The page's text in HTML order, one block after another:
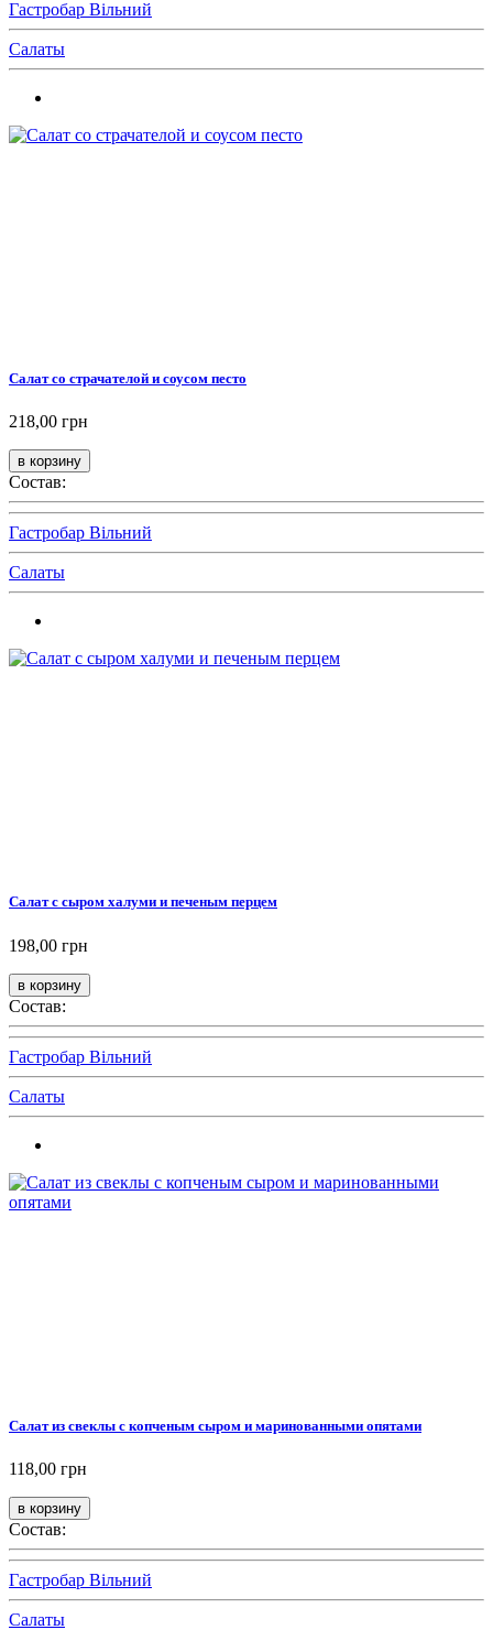
Гастробар Вільний
Салаты
Салат со страчателой и соусом песто
218,00 грн
Состав:
Гастробар Вільний
Салаты
Салат с сыром халуми и печеным перцем
198,00 грн
Состав:
Гастробар Вільний
Салаты
Салат из свеклы с копченым сыром и маринованными опятами
118,00 грн
Состав:
Гастробар Вільний
Салаты